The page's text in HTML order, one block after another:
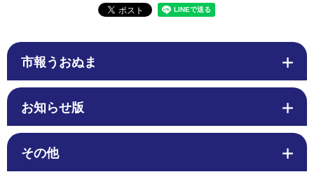
市報うおぬま
お知らせ版
その他